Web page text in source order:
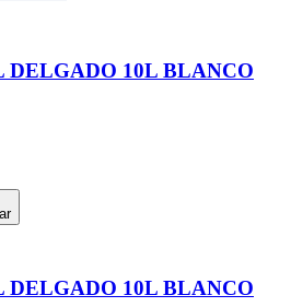
DELGADO 10L BLANCO
DELGADO 10L BLANCO